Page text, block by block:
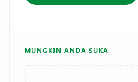
MUNGKIN ANDA SUKA